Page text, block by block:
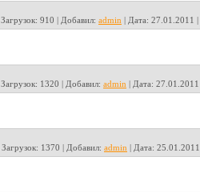
Загрузок: 910 | Добавил: admin | Дата: 27.01.2011 |
Загрузок: 1320 | Добавил: admin | Дата: 27.01.2011
Загрузок: 1370 | Добавил: admin | Дата: 25.01.2011